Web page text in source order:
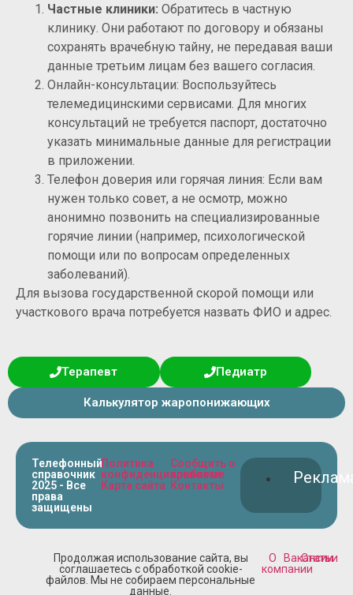
Частные клиники: Обратитесь в частную
клинику. Они работают по договору и обязаны
сохранять врачебную тайну, не передавая ваши
данные третьим лицам без вашего согласия.
Онлайн-консультации: Воспользуйтесь
телемедицинскими сервисами. Для многих
консультаций не требуется паспорт, достаточно
указать минимальные данные для регистрации
в приложении.
Телефон доверия или горячая линия: Если вам
нужен только совет, а не осмотр, можно
анонимно позвонить на специализированные
горячие линии (например, психологической
помощи или по вопросам определенных
заболеваний).
Для вызова государственной скорой помощи или
участкового врача потребуется назвать ФИО и адрес.
Терапевт Педиатр
Калькулятор жаропонижающих
Телефонный
справочник
2025 - Все
права
защищены
Политика
конфиденциальности
Карта сайта
Сообщить о
проблеме
Контакты
Продолжая использование сайта, вы
соглашаетесь с обработкой cookie-
файлов. Мы не собираем персональные
данные.
О
компании
Вакансии
Статьи